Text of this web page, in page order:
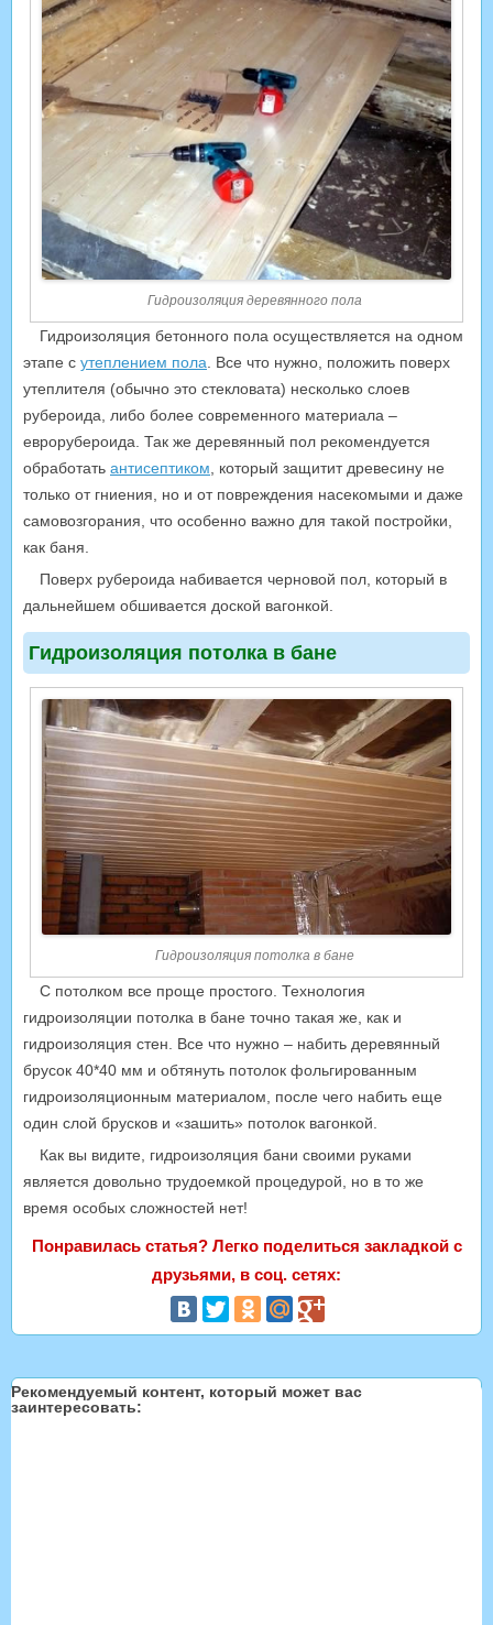
Гидроизоляция деревянного пола
Гидроизоляция бетонного пола осуществляется на одном
этапе с утеплением пола . Все что нужно, положить поверх
утеплителя (обычно это стекловата) несколько слоев
рубероида, либо более современного материала –
еврорубероида. Так же деревянный пол рекомендуется
обработать антисептиком , который защитит древесину не
только от гниения, но и от повреждения насекомыми и даже
самовозгорания, что особенно важно для такой постройки,
как баня.
Поверх рубероида набивается черновой пол, который в
дальнейшем обшивается доской вагонкой.
Гидроизоляция потолка в бане
Гидроизоляция потолка в бане
С потолком все проще простого. Технология
гидроизоляции потолка в бане точно такая же, как и
гидроизоляция стен. Все что нужно – набить деревянный
брусок 40*40 мм и обтянуть потолок фольгированным
гидроизоляционным материалом, после чего набить еще
один слой брусков и «зашить» потолок вагонкой.
Как вы видите, гидроизоляция бани своими руками
является довольно трудоемкой процедурой, но в то же
время особых сложностей нет!
Понравилась статья? Легко поделиться закладкой с
друзьями, в соц. сетях:
Рекомендуемый контент, который может вас
заинтересовать: